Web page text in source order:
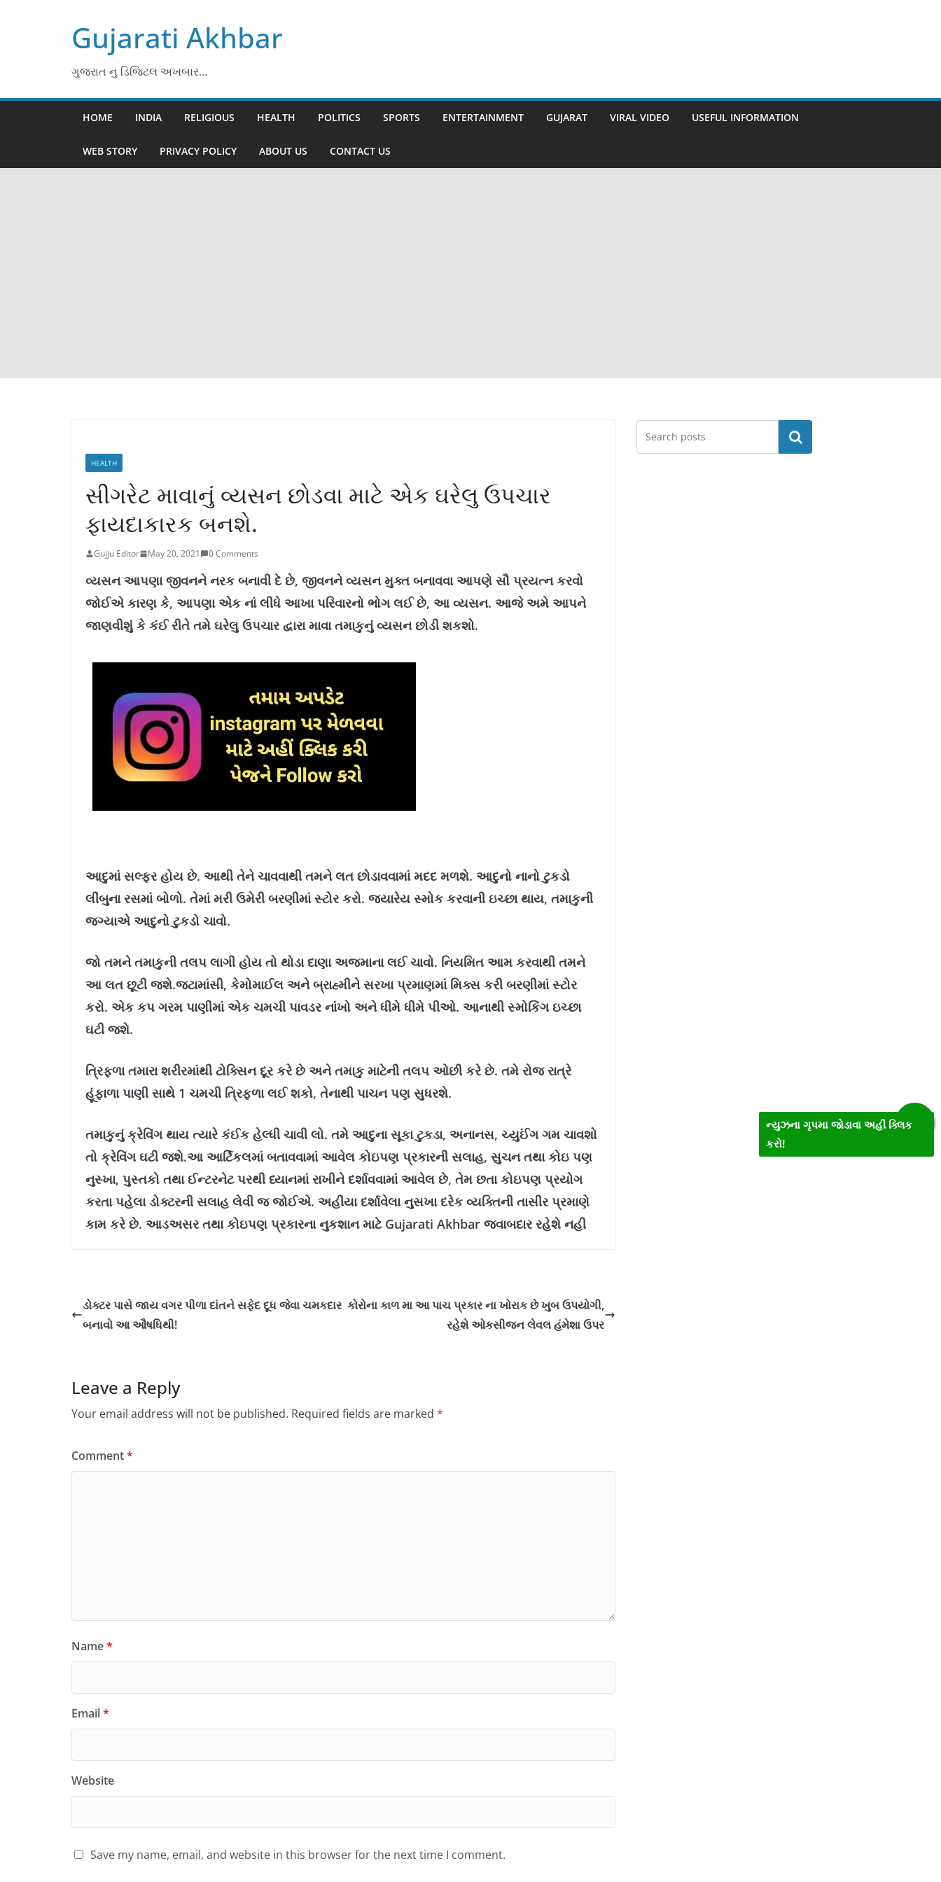
Gujarati Akhbar
ગુજરાત નુ ડિજિટલ અખબાર…
HOME INDIA RELIGIOUS HEALTH POLITICS SPORTS ENTERTAINMENT GUJARAT VIRAL VIDEO USEFUL INFORMATION
WEB STORY PRIVACY POLICY ABOUT US CONTACT US
HEALTH
સીગરેટ માવાનું વ્યસન છોડવા માટે એક ઘરેલુ ઉપચાર
ફાયદાકારક બનશે.
Gujju Editor May 20, 2021 0 Comments
વ્યસન આપણા જીવનને નરક બનાવી દે છે, જીવનને વ્યસન મુક્ત બનાવવા આપણે સૌ પ્રયત્ન કરવો
જોઈએ કારણ કે, આપણા એક નાં લીધે આખા પરિવારનો ભોગ લઈ છે, આ વ્યસન. આજે અમે આપને
જાણવીશું કે કંઈ રીતે તમે ઘરેલુ ઉપચાર દ્વારા માવા તમાકુનું વ્યસન છોડી શકશો.
આદુમાં સલ્ફર હોય છે. આથી તેને ચાવવાથી તમને લત છોડાવવામાં મદદ મળશે. આદુનો નાનો ટુકડો
લીંબુના રસમાં બોળો. તેમાં મરી ઉમેરી બરણીમાં સ્ટોર કરો. જ્યારેય સ્મોક કરવાની ઇચ્છા થાય, તમાકુની
જગ્યાએ આદુનો ટુકડો ચાવો.
જો તમને તમાકુની તલપ લાગી હોય તો થોડા દાણા અજમાના લઈ ચાવો. નિયમિત આમ કરવાથી તમને
આ લત છૂટી જશે.જટામાંસી, કેમોમાઈલ અને બ્રાહ્મીને સરખા પ્રમાણમાં મિક્સ કરી બરણીમાં સ્ટોર
કરો. એક કપ ગરમ પાણીમાં એક ચમચી પાવડર નાંખો અને ધીમે ધીમે પીઓ. આનાથી સ્મોકિંગ ઇચ્છા
ઘટી જશે.
ત્રિફળા તમારા શરીરમાંથી ટોક્સિન દૂર કરે છે અને તમાકુ માટેની તલપ ઓછી કરે છે. તમે રોજ રાત્રે
હૂંફાળા પાણી સાથે 1 ચમચી ત્રિફળા લઈ શકો, તેનાથી પાચન પણ સુધરશે.
તમાકુનું ક્રેવિંગ થાય ત્યારે કંઈક હેલ્ધી ચાવી લો. તમે આદુના સૂકા ટુકડા, અનાનસ, ચ્યુઈંગ ગમ ચાવશો
તો ક્રેવિંગ ઘટી જશે.આ આર્ટિકલમાં બતાવવામાં આવેલ કોઇપણ પ્રકારની સલાહ, સુચન તથા કોઇ પણ
નુસ્ખા, પુસ્તકો તથા ઈન્ટરનેટ પરથી ધ્યાનમાં રાખીને દર્શાવવામાં આવેલ છે, તેમ છતા કોઇપણ પ્રયોગ
કરતા પહેલા ડોક્ટરની સલાહ લેવી જ જોઈએ. અહીંયા દર્શાવેલા નુસખા દરેક વ્યક્તિની તાસીર પ્રમાણે
કામ કરે છે. આડઅસર તથા કોઇપણ પ્રકારના નુકશાન માટે Gujarati Akhbar જવાબદાર રહેશે નહી
ડોક્ટર પાસે જાય વગર પીળા દાંતને સફેદ દૂધ જેવા ચમકદાર
બનાવો આ ઔષધિથી!
કોરોના કાળ મા આ પાચ પ્રકાર ના ખોરાક છે ખુબ ઉપયોગી,
રહેશે ઓકસીજન લેવલ હંમેશા ઉપર
Leave a Reply
Your email address will not be published. Required fields are marked *
Comment*
Name*
Email*
Website
Save my name, email, and website in this browser for the next time I comment.
Search
ન્યુઝના ગૃપમા જોડાવા અહીં ક્લિક
કરો!